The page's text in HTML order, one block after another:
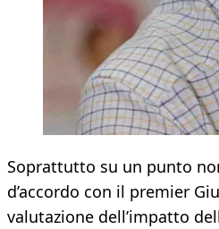
Soprattutto su un punto
d’accordo con il premier
valutazione dell’impatto